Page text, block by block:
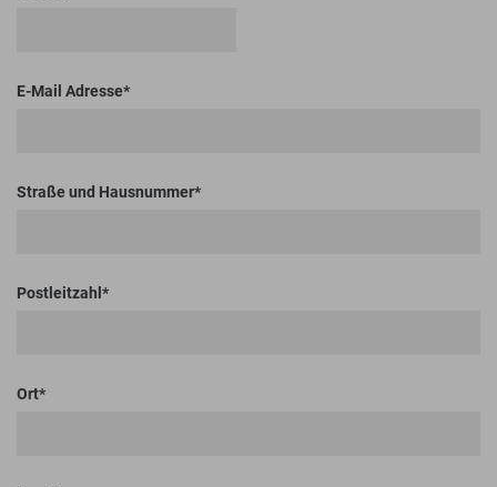
E-Mail Adresse
Straße und Hausnummer
Postleitzahl
Ort